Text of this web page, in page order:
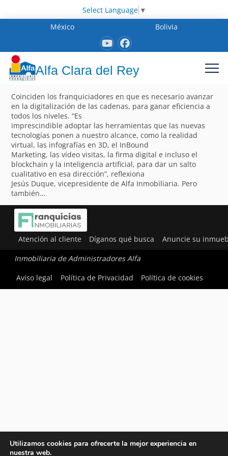
Select Language ▼
México
Bolivia
Alfa Clara del Rey
Coinciden los franquiciadores en que es necesario avanzar
en la digitalización de las cadenas, para ganar eficiencia a
todos los niveles. “Es
imprescindible adoptar las herramientas que las nuevas
tecnologías ponen a nuestro alcance, como la realidad
virtual, las infografías en 3D, el InBound
Marketing, las vídeo visitas, la firma digital e incluso el
blockchain y la inteligencia artificial, para dar un salto
cualitativo en esa dirección”, reflexiona
Jesús Duque, vicepresidente de Alfa Inmobiliaria. Pero
también…
Atención al cliente Díganos qué busca Anuncie su
Inmobiliaria de Administradores Alfa
Aviso legal
Política de Privacidad Política de cookies
Utilizamos cookies para ofrecerte la mejor experiencia en
nuestra web.